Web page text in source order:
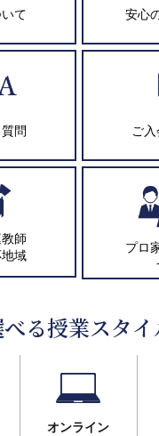
て 安心
問 ご
師
域
プロ
べる授業スタイ
オンライン